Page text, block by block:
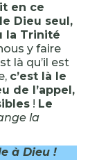
en ce
Dieu seul,
la Trinité
y faire
là qu’il est
c’est là le
de l’appel,
! Le
la
à Dieu !